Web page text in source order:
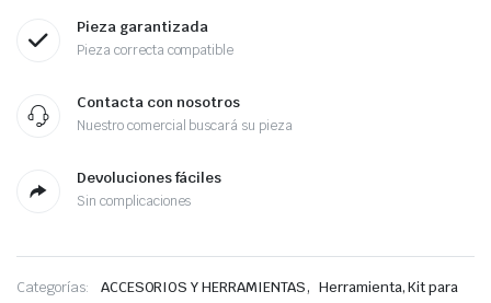
Pieza garantizada
Pieza correcta compatible
Contacta con nosotros
Nuestro comercial buscará su pieza
Devoluciones fáciles
Sin complicaciones
Categorías: ACCESORIOS Y HERRAMIENTAS, Herramienta, Kit para